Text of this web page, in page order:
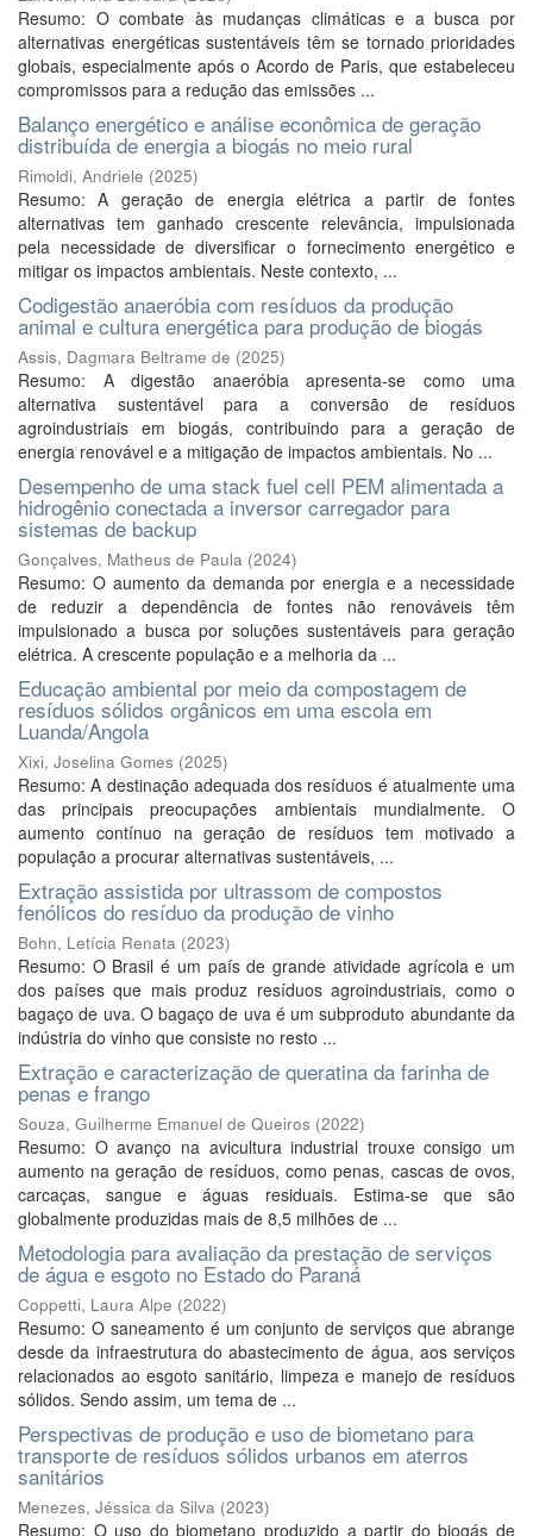
Resumo: O combate às mudanças climáticas e a busca por
alternativas energéticas sustentáveis têm se tornado prioridades
globais, especialmente após o Acordo de Paris, que estabeleceu
compromissos para a redução das emissões ...
Balanço energético e análise econômica de geração
distribuída de energia a biogás no meio rural
Rimoldi, Andriele (2025)
Resumo: A geração de energia elétrica a partir de fontes
alternativas tem ganhado crescente relevância, impulsionada
pela necessidade de diversificar o fornecimento energético e
mitigar os impactos ambientais. Neste contexto, ...
Codigestão anaeróbia com resíduos da produção
animal e cultura energética para produção de biogás
Assis, Dagmara Beltrame de (2025)
Resumo: A digestão anaeróbia apresenta-se como uma
alternativa sustentável para a conversão de resíduos
agroindustriais em biogás, contribuindo para a geração de
energia renovável e a mitigação de impactos ambientais. No ...
Desempenho de uma stack fuel cell PEM alimentada a
hidrogênio conectada a inversor carregador para
sistemas de backup
Gonçalves, Matheus de Paula (2024)
Resumo: O aumento da demanda por energia e a necessidade
de reduzir a dependência de fontes não renováveis têm
impulsionado a busca por soluções sustentáveis para geração
elétrica. A crescente população e a melhoria da ...
Educação ambiental por meio da compostagem de
resíduos sólidos orgânicos em uma escola em
Luanda/Angola
Xixi, Joselina Gomes (2025)
Resumo: A destinação adequada dos resíduos é atualmente uma
das principais preocupações ambientais mundialmente. O
aumento contínuo na geração de resíduos tem motivado a
população a procurar alternativas sustentáveis, ...
Extração assistida por ultrassom de compostos
fenólicos do resíduo da produção de vinho
Bohn, Letícia Renata (2023)
Resumo: O Brasil é um país de grande atividade agrícola e um
dos países que mais produz resíduos agroindustriais, como o
bagaço de uva. O bagaço de uva é um subproduto abundante da
indústria do vinho que consiste no resto ...
Extração e caracterização de queratina da farinha de
penas e frango
Souza, Guilherme Emanuel de Queiros (2022)
Resumo: O avanço na avicultura industrial trouxe consigo um
aumento na geração de resíduos, como penas, cascas de ovos,
carcaças, sangue e águas residuais. Estima-se que são
globalmente produzidas mais de 8,5 milhões de ...
Metodologia para avaliação da prestação de serviços
de água e esgoto no Estado do Paraná
Coppetti, Laura Alpe (2022)
Resumo: O saneamento é um conjunto de serviços que abrange
desde da infraestrutura do abastecimento de água, aos serviços
relacionados ao esgoto sanitário, limpeza e manejo de resíduos
sólidos. Sendo assim, um tema de ...
Perspectivas de produção e uso de biometano para
transporte de resíduos sólidos urbanos em aterros
sanitários
Menezes, Jéssica da Silva (2023)
Resumo: O uso do biometano produzido a partir do biogás de